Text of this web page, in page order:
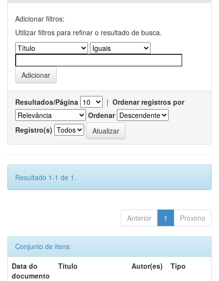
Adicionar filtros:
Utilizar filtros para refinar o resultado de busca.
Resultados/Página | Ordenar registros por
Ordenar
Registro(s)
Resultado 1-1 de 1.
Anterior 1 Próximo
Conjunto de itens:
Data do
documento
Título Autor(es) Tipo